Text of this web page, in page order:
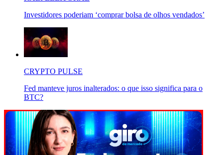
Investidores poderiam ‘comprar bolsa de olhos vendados’
CRYPTO PULSE
Fed manteve juros inalterados: o que isso significa para o
BTC?